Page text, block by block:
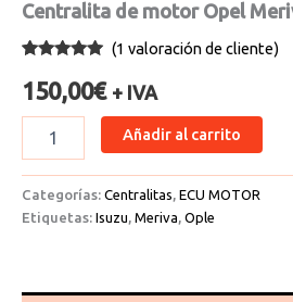
Centralita de motor Opel
con5.00de
5 en base
avaloración
de un
cliente
(1 valoración de cliente)
150,00€ + IVA
Añadir al carrito
Categorías: Centralitas ECU MOTOR
Etiquetas: Isuzu Meriva Ople